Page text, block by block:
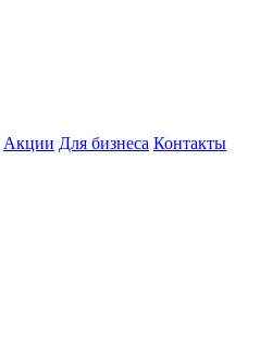
Акции Для бизнеса Контакты